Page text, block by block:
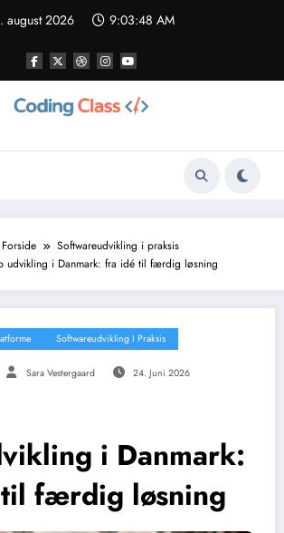
august 2026 9:03:49 AM
Forside
Softwareudvikling i praksis
udvikling i Danmark: fra idé til færdig løsning
Softwareudvikling I Praksis
Sara Vestergaard 24. Juni 2026
i Danmark:
færdig løsning